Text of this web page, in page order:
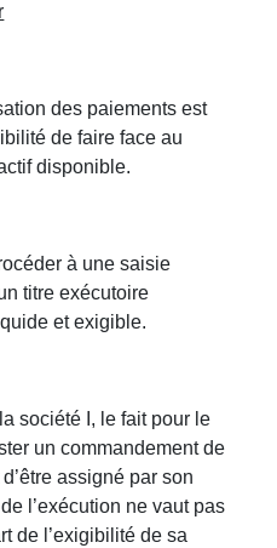
des paiements est
de faire face au
disponible.
à une saisie
titre exécutoire
et exigible.
société I, le fait pour le
un commandement de
assigné par son
l’exécution ne vaut pas
de l’exigibilité de sa